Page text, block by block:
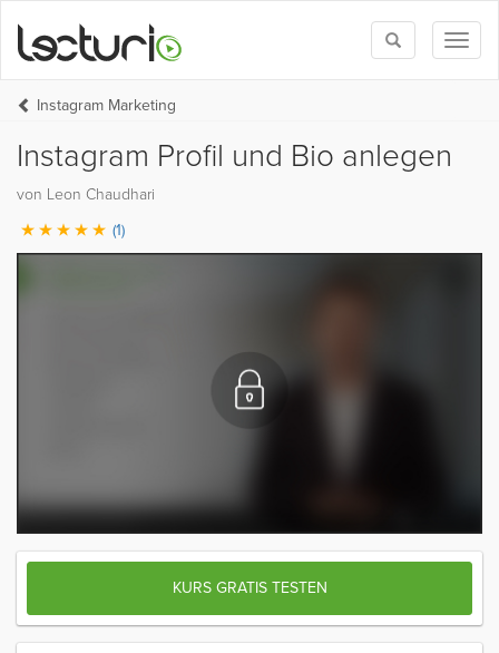
Toggle
search
Instagram Marketing
Instagram Profil und Bio anlegen
von Leon Chaudhari
(1)
KURS GRATIS TESTEN